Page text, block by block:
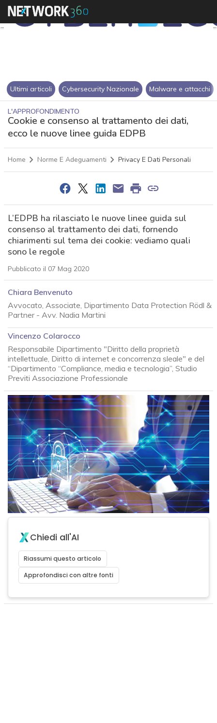
Ultimi articoli Cybersecurity Nazionale Malware e attacchi
L'APPROFONDIMENTO
Cookie e consenso al trattamento dei dati,
ecco le nuove linee guida EDPB
Home Norme E Adeguamenti Privacy E Dati Personali
L’EDPB ha rilasciato le nuove linee guida sul
consenso al trattamento dei dati, fornendo
chiarimenti sul tema dei cookie: vediamo quali
sono le regole
Pubblicato il 07 Mag 2020
Chiara Benvenuto
Avvocato, Associate, Dipartimento Data Protection Rödl &
Partner - Avv. Nadia Martini
Vincenzo Colarocco
Responsabile Dipartimento "Diritto della proprietà
intellettuale, Diritto di internet e concorrenza sleale" e del
“Dipartimento “Compliance, media e tecnologia”, Studio
Previti Associazione Professionale
Chiedi all'AI
Riassumi questo articolo
Approfondisci con altre fonti